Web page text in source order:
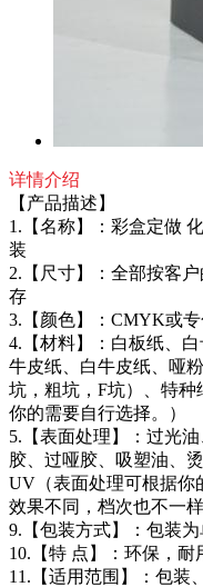
详情介绍
【产品描述】
1.【名称】：彩盒定做
装
2.【尺寸】：全部按客
存
3.【颜色】：CMYK或
4.【材料】：白板纸、
牛皮纸、白牛皮纸、哑
坑，粗坑，F坑）、特
你的需要自行选择。）
5.【表面处理】：过光
胶、过哑胶、吸塑油、
UV（表面处理可根据你
效果不同，档次也不一样
9.【包装方式】：包装
10.【特 点】：环保，
11.【适用范围】：包装